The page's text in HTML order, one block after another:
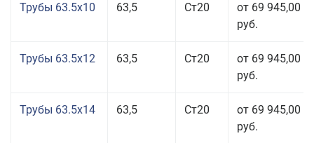
Трубы 63.5x10 63,5 Ст20
от 69 945,00
руб.
Трубы 63.5x12 63,5 Ст20
от 69 945,00
руб.
Трубы 63.5x14 63,5 Ст20
от 69 945,00
руб.